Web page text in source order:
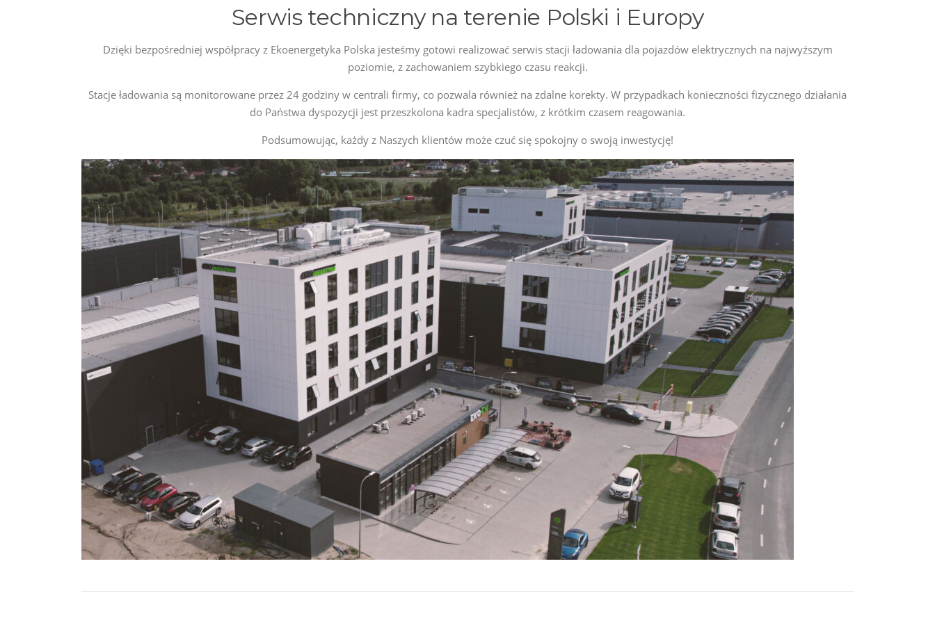
Serwis techniczny na terenie Polski i Europy
Dzięki bezpośredniej współpracy z Ekoenergetyka Polska jesteśmy gotowi realizować serwis stacji ładowania dla pojazdów elektrycznych na najwyższym
poziomie, z zachowaniem szybkiego czasu reakcji.
Stacje ładowania są monitorowane przez 24 godziny w centrali firmy, co pozwala również na zdalne korekty. W przypadkach konieczności fizycznego działania
do Państwa dyspozycji jest przeszkolona kadra specjalistów, z krótkim czasem reagowania.
Podsumowując, każdy z Naszych klientów może czuć się spokojny o swoją inwestycję!